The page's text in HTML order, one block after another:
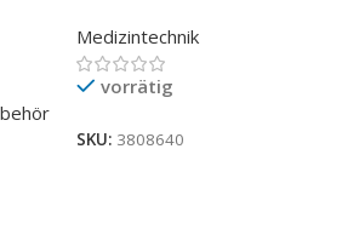
Medizintechnik
vorrätig
SKU: 3808640